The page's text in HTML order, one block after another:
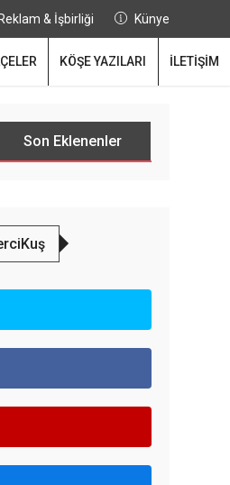
Reklam & İşbirliği Künye
KÖŞE YAZILARI İLETİŞİM
Son Eklenenler